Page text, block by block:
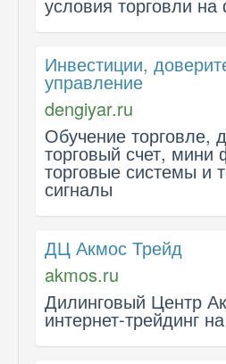
Инвестиции,
управление
dengiyar.ru
Обучение торговле,
торговый счет, мини
торговые системы и
сигналы
ДЦ Акмос Трейд
akmos.ru
Дилинговый Центр
интернет-трейдинг